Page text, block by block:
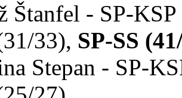
Štanfel - SP-
33), SP-SS
Stepan - SP-